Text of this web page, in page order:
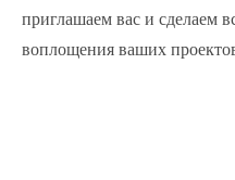
приглашаем вас и сделаем
воплощения ваших